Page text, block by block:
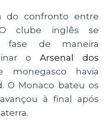
do confronto entre
clube inglês se
fase de maneira
oArsenal dos
havia
O Monaco bateu os
à final após